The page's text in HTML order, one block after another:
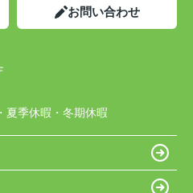
お問い合わせ
夏季休暇・冬期休暇